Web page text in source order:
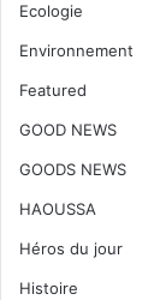
Ecologie
Environnement
Featured
GOOD NEWS
GOODS NEWS
HAOUSSA
Héros du jour
Histoire